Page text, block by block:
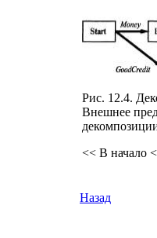
Рис. 12.4.
Внешнее
<< В начало
Назад